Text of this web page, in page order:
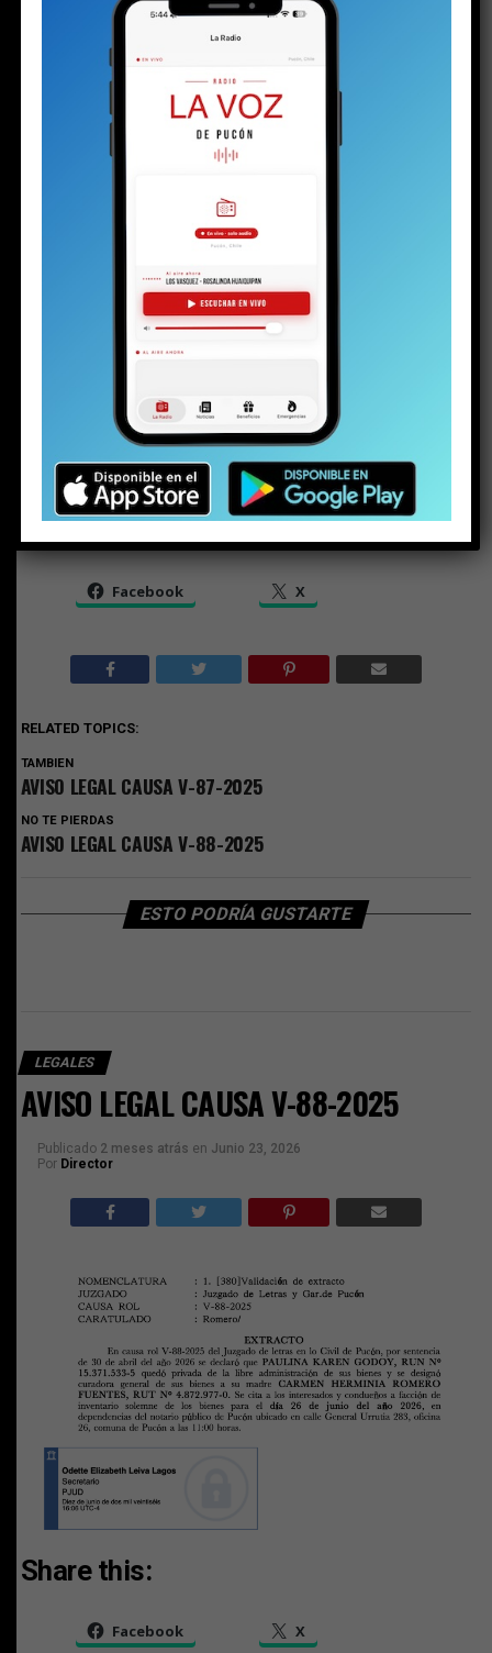
AVISO LEGAL CAUSA V-87-2025
2 semanas atrás
Julio 23, 2026
Director
Share this:
Facebook X
RELATED TOPICS:
TAMBIEN
AVISO LEGAL CAUSA V-87-2025
NO TE PIERDAS
AVISO LEGAL CAUSA V-88-2025
ESTO PODRÍA GUSTARTE
LEGALES
AVISO LEGAL CAUSA V-88-2025
Publicado 2 meses atrás en Junio 23, 2026
Por Director
Share this:
Facebook X